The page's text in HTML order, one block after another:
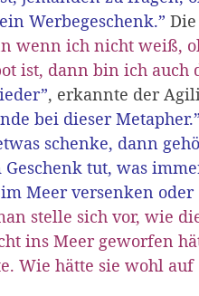
Werbegeschenk.”
wenn ich nicht weiß,
ist, dann bin ich auch
, erkannte der
bei dieser Metapher.”
schenke, dann
Geschenk tut, was
Meer versenken oder
stelle sich vor, wie
ins Meer geworfen
Wie hätte sie wohl